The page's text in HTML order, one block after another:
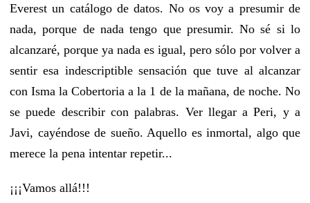
Everest un catálogo de datos. No os voy a presumir de
nada, porque de nada tengo que presumir. No sé si lo
alcanzaré, porque ya nada es igual, pero sólo por volver a
sentir esa indescriptible sensación que tuve al alcanzar
con Isma la Cobertoria a la 1 de la mañana, de noche. No
se puede describir con palabras. Ver llegar a Peri, y a
Javi, cayéndose de sueño. Aquello es inmortal, algo que
merece la pena intentar repetir...
¡¡¡Vamos allá!!!